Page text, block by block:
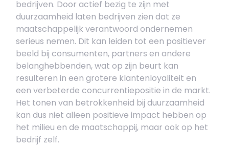
bedrijven. Door actief bezig te zijn met
duurzaamheid laten bedrijven zien dat ze
maatschappelijk verantwoord ondernemen
serieus nemen. Dit kan leiden tot een positiever
beeld bij consumenten, partners en andere
belanghebbenden, wat op zijn beurt kan
resulteren in een grotere klantenloyaliteit en
een verbeterde concurrentiepositie in de markt.
Het tonen van betrokkenheid bij duurzaamheid
kan dus niet alleen positieve impact hebben op
het milieu en de maatschappij, maar ook op het
bedrijf zelf.